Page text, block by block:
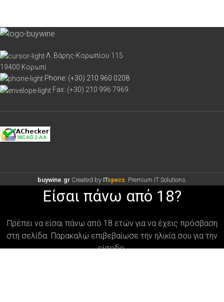
Λ. Βάρης-Κορωπίου 115
19400 Κορωπί
Phone: (+30) 210 960 0208
Fax: (+30) 210 996 7969
buywine.gr Created by ITspecs . Premium IT Solutions.
Είσαι πάνω από 18?
Πρέπει να είσαι πάνω από 18 ετών για να έχεις πρόσβαση
στη σελίδα. Παρακαλώ επιβεβαίωσε την ηλικία σου για την
είσοδο.